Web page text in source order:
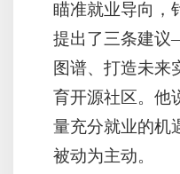
瞄准就业导向，
提出了三条建
图谱、打造未来
育开源社区。他
量充分就业的机
被动为主动。